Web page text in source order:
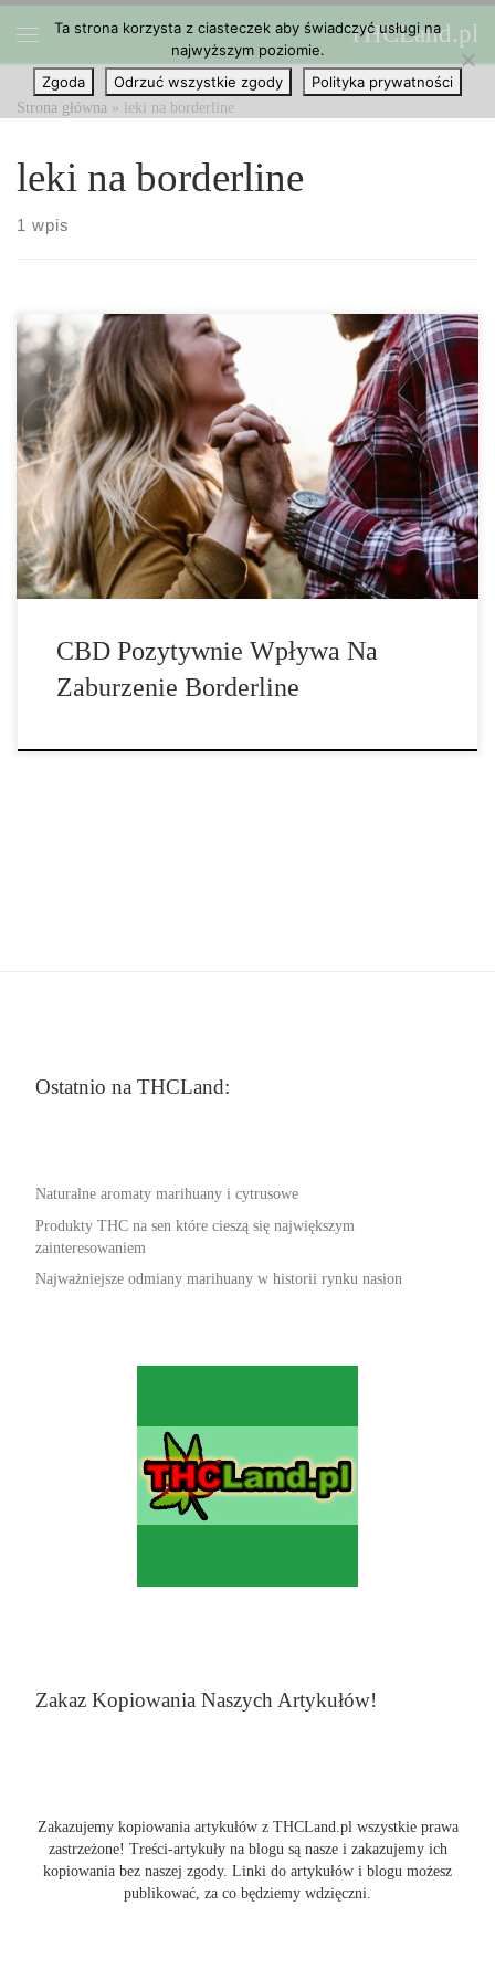
Przejdź do treści THCLand.pl
Strona główna » leki na borderline
leki na borderline
1 wpis
W jaki sposób CBD może pozytywnie wpłynąć na zaburzenie
osobowości borderline. Około 1,6% dorosłych w USA cierpi na
zaburzenie osobowości typu borderline (BPD), stan
charakteryzujący się trudnościami w regulowaniu emocji,
impulsywnością, niskim obrazem siebie oraz problemami z
tworzeniem i utrzymywaniem […]
CBD Pozytywnie Wpływa Na
Zaburzenie Borderline
Ostatnio na THCLand:
Naturalne aromaty marihuany i cytrusowe
Produkty THC na sen które cieszą się największym
zainteresowaniem
Najważniejsze odmiany marihuany w historii rynku nasion
Zakaz Kopiowania Naszych Artykułów!
Zakazujemy kopiowania artykułów z THCLand.pl wszystkie prawa
zastrzeżone! Treści-artykuły na blogu są nasze i zakazujemy ich
kopiowania bez naszej zgody. Linki do artykułów i blogu możesz
publikować, za co będziemy wdzięczni.
Ta strona korzysta z ciasteczek aby świadczyć usługi na
najwyższym poziomie.
Zgoda
Odrzuć wszystkie zgody Polityka prywatności